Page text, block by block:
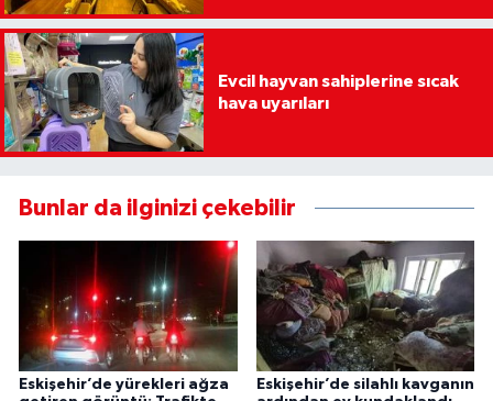
Evcil hayvan sahiplerine sıcak
hava uyarıları
Bunlar da ilginizi çekebilir
Eskişehir’de yürekleri ağza
Eskişehir’de silahlı kavganın